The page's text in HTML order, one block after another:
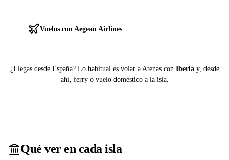
Vuelos con Aegean Airlines
¿Llegas desde España? Lo habitual es volar a Atenas con Iberiay, desde
ahí, ferry o vuelo doméstico a la isla.
Qué ver en cada isla